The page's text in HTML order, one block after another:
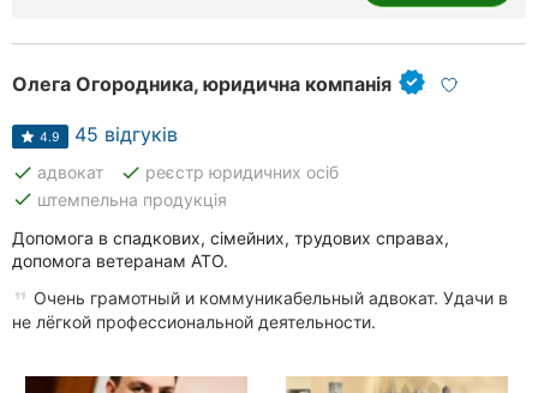
Олега Огородника, юридична компанія
4.9 45 відгуків
done адвокат done реєстр юридичних осіб
done штемпельна продукція
Допомога в спадкових, сімейних, трудових справах,
допомога ветеранам АТО.
Очень грамотный и коммуникабельный адвокат. Удачи в
не лёгкой профессиональной деятельности.